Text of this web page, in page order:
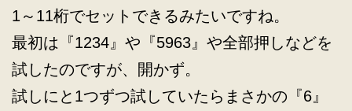
1～11桁でセットできるみたいですね。
最初は『1234』や『5963』や全部押しなどを
試したのですが、開かず。
試しにと1つずつ試していたらまさかの『6』